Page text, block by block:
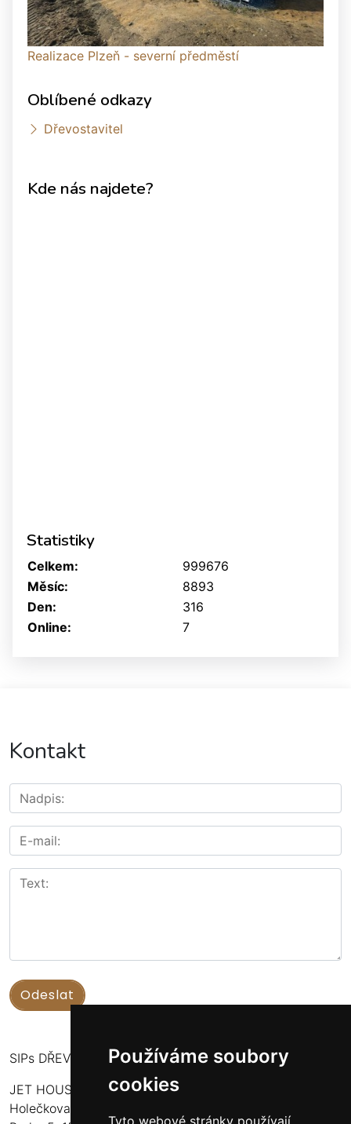
Používáme soubory
cookies
Tyto webové stránky používají
Realizace Plzeň - severní předměstí
Oblíbené odkazy
Dřevostavitel
Kde nás najdete?
Statistiky
Online: 7
Celkem:
999676
Měsíc:
8893
Den:
316
Kontakt
SIPs DŘEVOSTAVBY
JET HOUSE S.R.O.
Holečkova 789/49